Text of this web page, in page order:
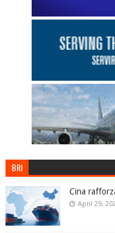
BRI
Cina
April 29,